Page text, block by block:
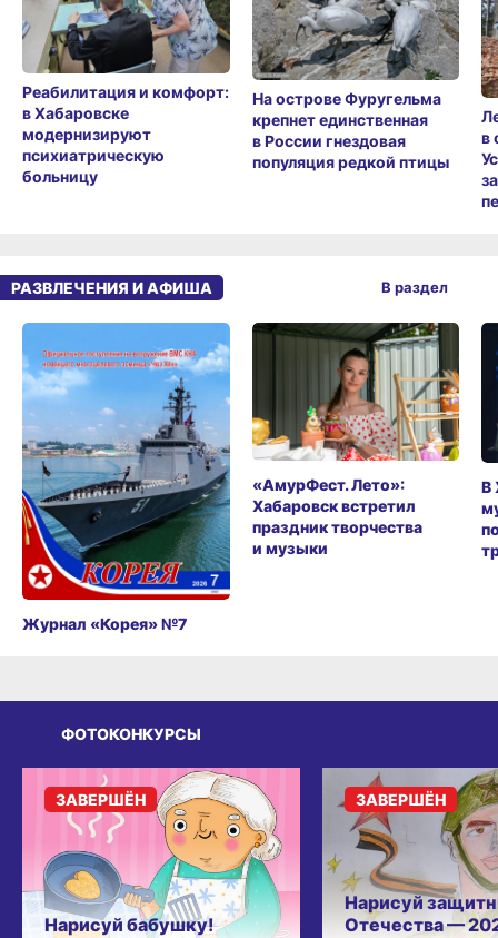
Реабилитация и комфорт:
в Хабаровске
модернизируют
психиатрическую
больницу
На острове Фуругельма
крепнет единственная
в России гнездовая
популяция редкой птицы
в
РАЗВЛЕЧЕНИЯ И АФИША
Журнал «Корея» №7
«АмурФест. Лето»:
Хабаровск встретил
праздник творчества
и музыки
В
В раздел
ФОТОКОНКУРСЫ
Нарисуй бабушку!
ЗАВЕРШЁН
Нарисуй
Отечества —
ЗАВЕРШЁН